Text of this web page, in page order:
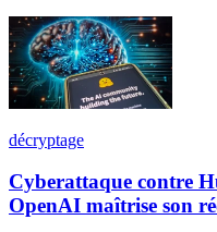
décryptage
Cyberattaque contre
OpenAI maîtrise son